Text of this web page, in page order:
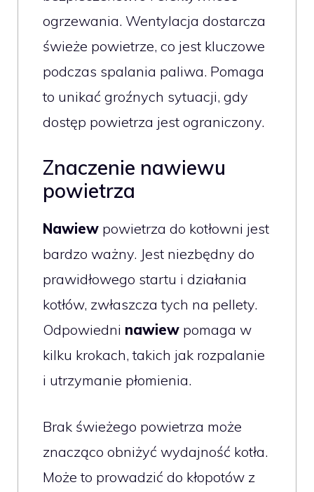
ogrzewania. Wentylacja dostarcza
świeże powietrze, co jest kluczowe
podczas spalania paliwa. Pomaga
to unikać groźnych sytuacji, gdy
dostęp powietrza jest ograniczony.
Znaczenie nawiewu
powietrza
Nawiew powietrza do kotłowni jest
bardzo ważny. Jest niezbędny do
prawidłowego startu i działania
kotłów, zwłaszcza tych na pellety.
Odpowiedni nawiew pomaga w
kilku krokach, takich jak rozpalanie
i utrzymanie płomienia.
Brak świeżego powietrza może
znacząco obniżyć wydajność kotła.
Może to prowadzić do kłopotów z